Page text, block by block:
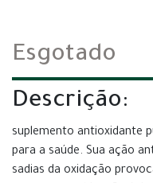
Esgotado
Descrição:
suplemento antioxidante
para a saúde. Sua ação
sadias da oxidação